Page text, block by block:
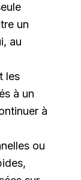
un
au
les
à un
à
ou